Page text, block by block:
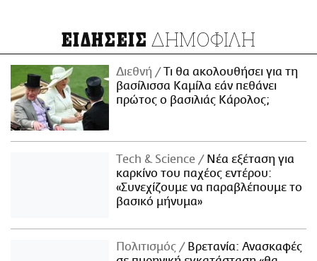
ΕΙΔΗΣΕΙΣ ΔΗΜΟΦΙΛΗ
Διεθνή
Τι θα ακολουθήσει για τη
βασίλισσα Καμίλα εάν πεθάνει
πρώτος ο βασιλιάς Κάρολος;
Τech & Science
Νέα εξέταση για
καρκίνο του παχέος εντέρου:
«Συνεχίζουμε να παραβλέπουμε το
βασικό μήνυμα»
Πολιτισμός
Βρετανία: Ανασκαφές